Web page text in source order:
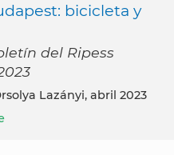
bicicleta y
del Ripess
Lazányi, abril 2023